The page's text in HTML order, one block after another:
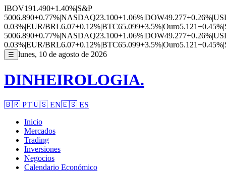
IBOV191.490+1.40%|S&P
5006.890+0.77%|NASDAQ23.100+1.06%|DOW49.277+0.26%|
0.03%|EUR/BRL6.07+0.12%|BTC65.099+3.5%|Ouro5.121+0.45%|
5006.890+0.77%|NASDAQ23.100+1.06%|DOW49.277+0.26%|
0.03%|EUR/BRL6.07+0.12%|BTC65.099+3.5%|Ouro5.121+0.45%|
☰ lunes, 10 de agosto de 2026
DINHEIROLOGIA.
🇧🇷 PT🇺🇸 EN🇪🇸 ES
Inicio
Mercados
Trading
Inversiones
Negocios
Calendario Económico